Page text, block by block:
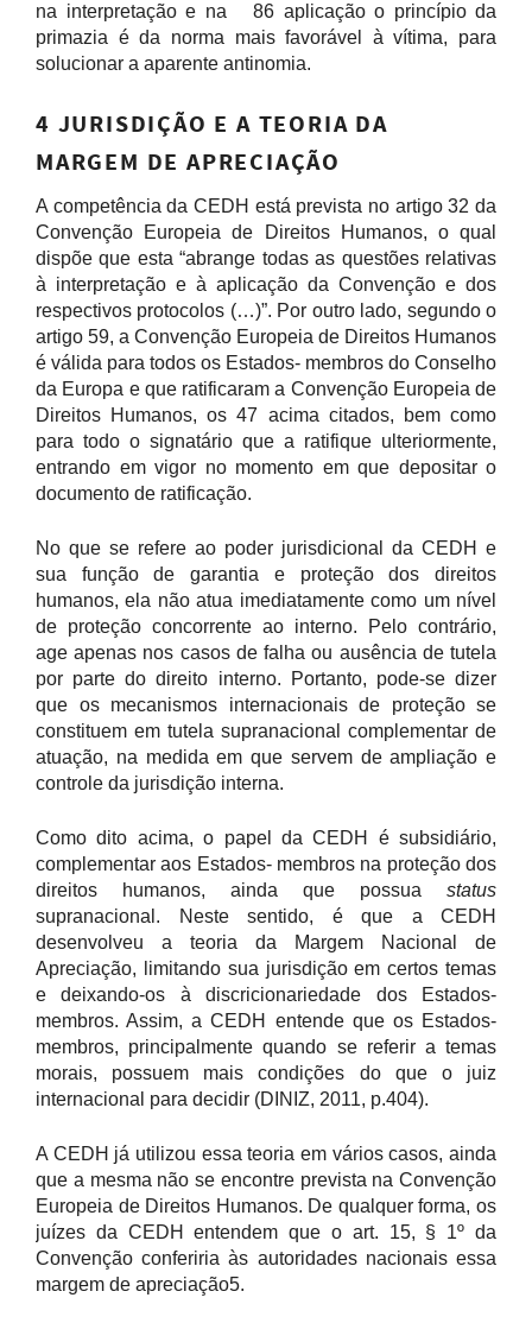
na interpretação e na 86 aplicação o princípio da
primazia é da norma mais favorável à vítima, para
solucionar a aparente antinomia.
4 JURISDIÇÃO E A TEORIA DA
MARGEM DE APRECIAÇÃO
A competência da CEDH está prevista no artigo 32 da
Convenção Europeia de Direitos Humanos, o qual
dispõe que esta “abrange todas as questões relativas
à interpretação e à aplicação da Convenção e dos
respectivos protocolos (…)”. Por outro lado, segundo o
artigo 59, a Convenção Europeia de Direitos Humanos
é válida para todos os Estados- membros do Conselho
da Europa e que ratificaram a Convenção Europeia de
Direitos Humanos, os 47 acima citados, bem como
para todo o signatário que a ratifique ulteriormente,
entrando em vigor no momento em que depositar o
documento de ratificação.
No que se refere ao poder jurisdicional da CEDH e
sua função de garantia e proteção dos direitos
humanos, ela não atua imediatamente como um nível
de proteção concorrente ao interno. Pelo contrário,
age apenas nos casos de falha ou ausência de tutela
por parte do direito interno. Portanto, pode-se dizer
que os mecanismos internacionais de proteção se
constituem em tutela supranacional complementar de
atuação, na medida em que servem de ampliação e
controle da jurisdição interna.
Como dito acima, o papel da CEDH é subsidiário,
complementar aos Estados- membros na proteção dos
direitos humanos, ainda que possua status
supranacional. Neste sentido, é que a CEDH
desenvolveu a teoria da Margem Nacional de
Apreciação, limitando sua jurisdição em certos temas
e deixando-os à discricionariedade dos Estados-
membros. Assim, a CEDH entende que os Estados-
membros, principalmente quando se referir a temas
morais, possuem mais condições do que o juiz
internacional para decidir (DINIZ, 2011, p.404).
A CEDH já utilizou essa teoria em vários casos, ainda
que a mesma não se encontre prevista na Convenção
Europeia de Direitos Humanos. De qualquer forma, os
juízes da CEDH entendem que o art. 15, § 1º da
Convenção conferiria às autoridades nacionais essa
margem de apreciação5.